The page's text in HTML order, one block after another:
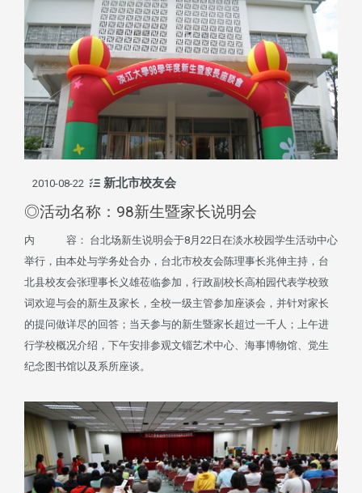
2010-08-22 新北市校友会
◎活动名称：98新生暨家长说明会
内 容： 台北场新生说明会于8月22日在淡水校园学生活动中心
举行，由本处与学务处合办，台北市校友会陈理事长兆伸主持，台
北县校友会张理事长义雄莅临参加，行政副校长高柏园代表学校致
词欢迎与会的新生及家长，全校一级主管参加座谈会，并针对家长
的提问做详尽的回答；当天参与的新生暨家长超过一千人；上午进
行学校概况介绍，下午安排参观文锱艺术中心、海事博物馆、觉生
纪念图书馆以及系所座谈。